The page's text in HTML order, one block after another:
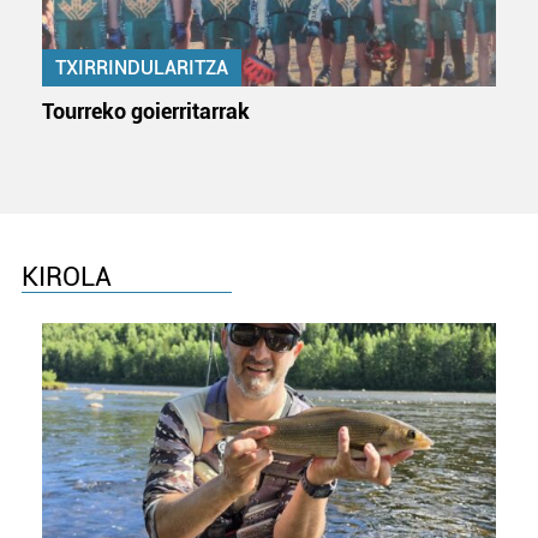
TXIRRINDULARITZA
Tourreko goierritarrak
KIROLA